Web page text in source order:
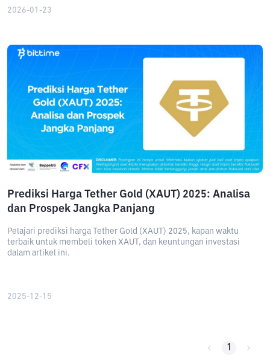
2026-01-23
Prediksi Harga Tether Gold (XAUT) 2025: Analisa
dan Prospek Jangka Panjang
Pelajari prediksi harga Tether Gold (XAUT) 2025, kapan waktu
terbaik untuk membeli token XAUT, dan keuntungan investasi
dalam artikel ini.
2025-12-15
1